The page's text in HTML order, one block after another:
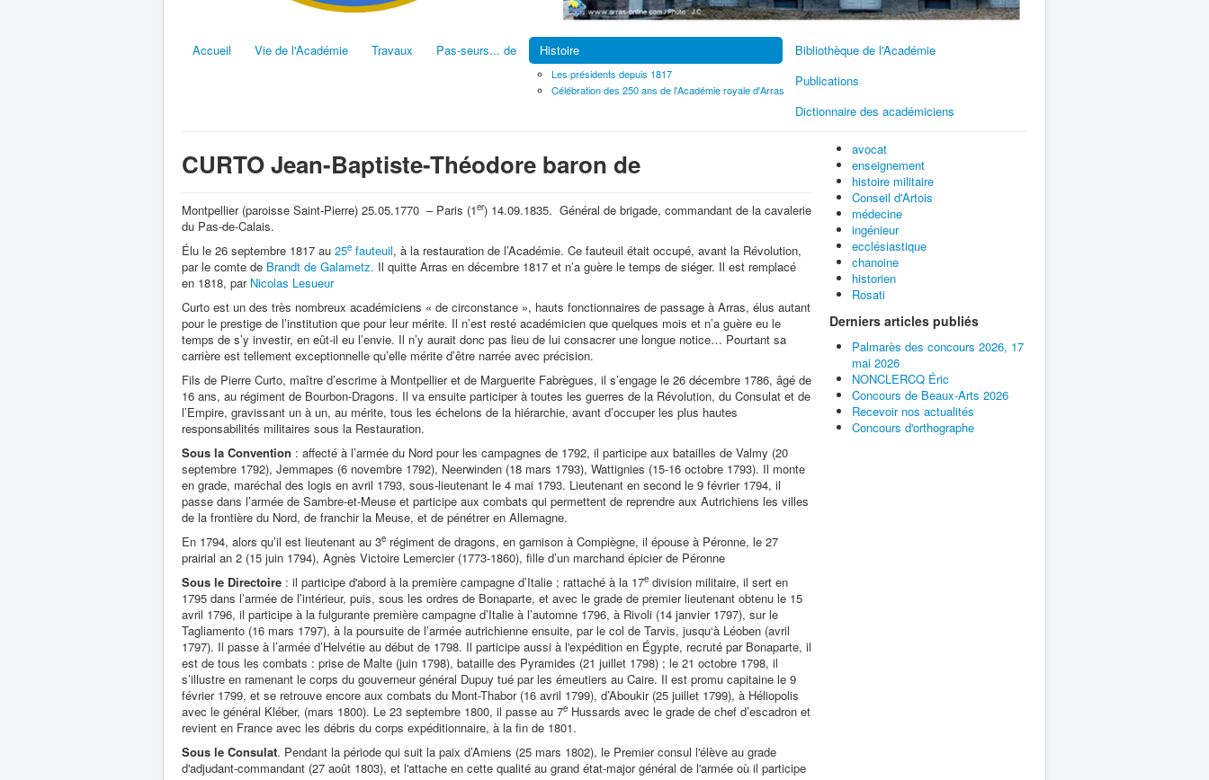
Accueil Vie de l'Académie Travaux Pas-seurs... de Histoire
Les présidents depuis 1817
Célébration des 250 ans de l'Académie royale d'Arras
Bibliothèque de l'Académie
Publications
Dictionnaire des académiciens
CURTO Jean-Baptiste-Théodore baron de
Montpellier (paroisse Saint-Pierre) 25.05.1770 – Paris (1er) 14.09.1835. Général de brigade, commandant de la cavalerie
du Pas-de-Calais.
Élu le 26 septembre 1817 au 25e fauteuil, à la restauration de l’Académie. Ce fauteuil était occupé, avant la Révolution,
par le comte de Brandt de Galametz. Il quitte Arras en décembre 1817 et n’a guère le temps de siéger. Il est remplacé
en 1818, par Nicolas Lesueur
Curto est un des très nombreux académiciens « de circonstance », hauts fonctionnaires de passage à Arras, élus autant
pour le prestige de l’institution que pour leur mérite. Il n’est resté académicien que quelques mois et n’a guère eu le
temps de s’y investir, en eût-il eu l’envie. Il n’y aurait donc pas lieu de lui consacrer une longue notice… Pourtant sa
carrière est tellement exceptionnelle qu’elle mérite d’être narrée avec précision.
Fils de Pierre Curto, maître d’escrime à Montpellier et de Marguerite Fabrègues, il s’engage le 26 décembre 1786, âgé de
16 ans, au régiment de Bourbon-Dragons. Il va ensuite participer à toutes les guerres de la Révolution, du Consulat et de
l’Empire, gravissant un à un, au mérite, tous les échelons de la hiérarchie, avant d’occuper les plus hautes
responsabilités militaires sous la Restauration.
Sous la Convention : affecté à l’armée du Nord pour les campagnes de 1792, il participe aux batailles de Valmy (20
septembre 1792), Jemmapes (6 novembre 1792), Neerwinden (18 mars 1793), Wattignies (15-16 octobre 1793). Il monte
en grade, maréchal des logis en avril 1793, sous-lieutenant le 4 mai 1793. Lieutenant en second le 9 février 1794, il
passe dans l’armée de Sambre-et-Meuse et participe aux combats qui permettent de reprendre aux Autrichiens les villes
de la frontière du Nord, de franchir la Meuse, et de pénétrer en Allemagne.
En 1794, alors qu’il est lieutenant au 3e régiment de dragons, en garnison à Compiègne, il épouse à Péronne, le 27
prairial an 2 (15 juin 1794), Agnès Victoire Lemercier (1773-1860), fille d’un marchand épicier de Péronne
Sous le Directoire : il participe d'abord à la première campagne d’Italie ; rattaché à la 17e division militaire, il sert en
1795 dans l’armée de l’intérieur, puis, sous les ordres de Bonaparte, et avec le grade de premier lieutenant obtenu le 15
avril 1796, il participe à la fulgurante première campagne d’Italie à l’automne 1796, à Rivoli (14 janvier 1797), sur le
Tagliamento (16 mars 1797), à la poursuite de l’armée autrichienne ensuite, par le col de Tarvis, jusqu‘à Léoben (avril
1797). Il passe à l’armée d’Helvétie au début de 1798. Il participe aussi à l'expédition en Égypte, recruté par Bonaparte, il
est de tous les combats : prise de Malte (juin 1798), bataille des Pyramides (21 juillet 1798) ; le 21 octobre 1798, il
s’illustre en ramenant le corps du gouverneur général Dupuy tué par les émeutiers au Caire. Il est promu capitaine le 9
février 1799, et se retrouve encore aux combats du Mont-Thabor (16 avril 1799), d’Aboukir (25 juillet 1799), à Héliopolis
avec le général Kléber, (mars 1800). Le 23 septembre 1800, il passe au 7e Hussards avec le grade de chef d’escadron et
revient en France avec les débris du corps expéditionnaire, à la fin de 1801.
Sous le Consulat. Pendant la période qui suit la paix d’Amiens (25 mars 1802), le Premier consul l'élève au grade
d'adjudant-commandant (27 août 1803), et l'attache en cette qualité au grand état-major général de l'armée où il participe
avocat
enseignement
histoire militaire
Conseil d'Artois
médecine
ingénieur
ecclésiastique
chanoine
historien
Rosati
Derniers articles publiés
Palmarès des concours 2026, 17
mai 2026
NONCLERCQ Éric
Concours de Beaux-Arts 2026
Recevoir nos actualités
Concours d'orthographe